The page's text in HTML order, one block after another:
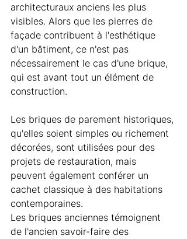
architecturaux anciens les plus
visibles. Alors que les pierres de
façade contribuent à l'esthétique
d'un bâtiment, ce n'est pas
nécessairement le cas d'une brique,
qui est avant tout un élément de
construction.
Les briques de parement historiques,
qu'elles soient simples ou richement
décorées, sont utilisées pour des
projets de restauration, mais
peuvent également conférer un
cachet classique à des habitations
contemporaines.
Les briques anciennes témoignent
de l'ancien savoir-faire des